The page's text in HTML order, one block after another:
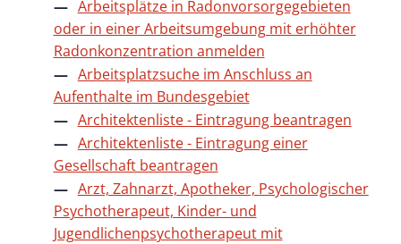
Arbeitsplätze in Radonvorsorgegebieten
oder in einer Arbeitsumgebung mit erhöhter
Radonkonzentration anmelden
Arbeitsplatzsuche im Anschluss an
Aufenthalte im Bundesgebiet
Architektenliste - Eintragung beantragen
Architektenliste - Eintragung einer
Gesellschaft beantragen
Arzt, Zahnarzt, Apotheker, Psychologischer
Psychotherapeut, Kinder- und
Jugendlichenpsychotherapeut mit